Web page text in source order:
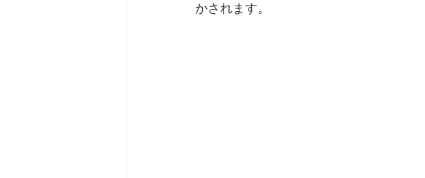
かされます。